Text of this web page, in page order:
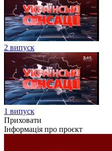
2 випуск
1 випуск
Приховати
Інформація про проєкт